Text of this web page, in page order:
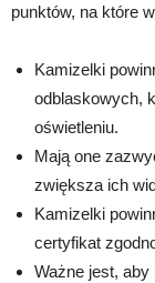
punktów, na które
Kamizelki
odblaskowych,
oświetleniu.
Mają one
zwiększa ich
Kamizelki
certyfikat
Ważne jest, aby